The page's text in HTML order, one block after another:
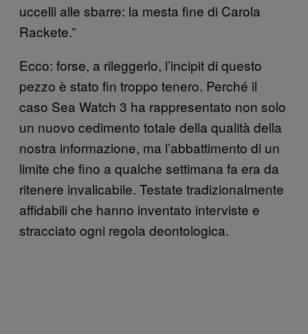
uccelli alle sbarre: la mesta fine di Carola
Rackete.”
Ecco: forse, a rileggerlo, l’incipit di questo
pezzo è stato fin troppo tenero. Perché il
caso Sea Watch 3 ha rappresentato non solo
un nuovo cedimento totale della qualità della
nostra informazione, ma l’abbattimento di un
limite che fino a qualche settimana fa era da
ritenere invalicabile. Testate tradizionalmente
affidabili che hanno inventato interviste e
stracciato ogni regola deontologica.